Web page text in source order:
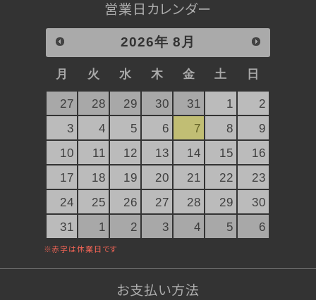
吞み大吟醸「山形讃香」の予約受
付開始！
2024/02/01
【バレンタイン商品予約開始！】
ぐい呑み大吟醸「雪漫々」発売開
始いたしました！
2024/01/02
石川県能登地方沖地震の影響によ
るお荷物のお届けについて
2023/12/12
お荷物のお届け遅延について
営業日カレンダー
2026年 8月
月 火 水 木 金 土 日
27 28 29 30 31 1
2
3
4 5 6 7 8
9
10
11 12 13 14 15
16
17
18 19 20 21 22
23
24
25 26 27 28 29
30
31
1 2 3 4 5 6
お支払い方法